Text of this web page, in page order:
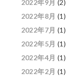
2022年9月 (2)
2022年8月 (1)
2022年7月 (1)
2022年5月 (1)
2022年4月 (1)
2022年2月 (1)